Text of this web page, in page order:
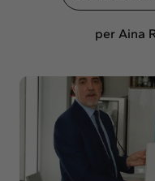
Interrelació
Insights
Actualitat
Intercanvi
Contacte
per Aina